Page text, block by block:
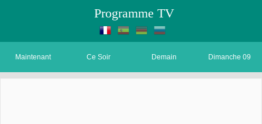
Programme TV
Maintenant Ce Soir Demain Dimanche 09